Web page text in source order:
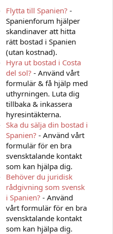
Flytta till Spanien? -
Spanienforum hjälper
skandinaver att hitta
rätt bostad i Spanien
(utan kostnad).
Hyra ut bostad i Costa
del sol? - Använd vårt
formulär & få hjälp med
uthyrningen. Luta dig
tillbaka & inkassera
hyresintäkterna.
Ska du sälja din bostad i
Spanien? - Använd vårt
formulär för en bra
svensktalande kontakt
som kan hjälpa dig.
Behöver du juridisk
rådgivning som svensk
i Spanien? - Använd
vårt formulär för en bra
svensktalande kontakt
som kan hjälpa dig.